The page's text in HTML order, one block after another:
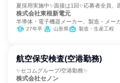
夏採用実施中✨面接は1回✨応募者全員、
株式会社東根新電元
半導体・電子機器メーカー、製造・メー
27年卒 山形県 製造・生産工程
航空保安検査(空港勤務)
✨セコムグループ/空港勤務✨
株式会社セノン